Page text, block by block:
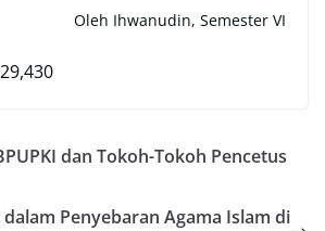
Oleh Ihwanudin, Semester VI
29,430
dan Tokoh-Tokoh Pencetus
Penyebaran Agama Islam di